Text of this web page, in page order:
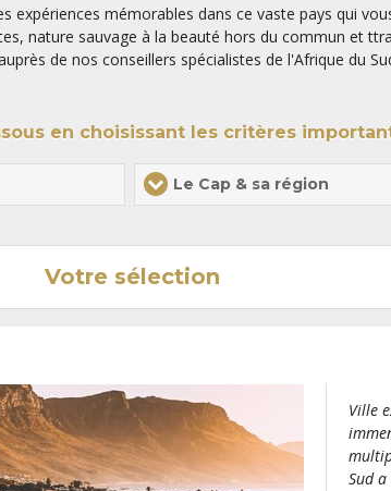
expériences mémorables dans ce vaste pays qui
nature sauvage à la beauté hors du commun et
de nos conseillers spécialistes de l'Afrique du
en choisissant les critères
Le Cap & sa région
Votre sélection
Ville
Sud